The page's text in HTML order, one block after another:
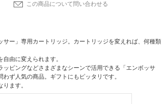
この商品について問い合わせる
ー」専用カートリッジ。カートリッジを変えれば、何種類
由に変えられます。
ピングなどさまざまなシーンで活用できる「エンボッサ
ず人気の商品。ギフトにもピッタリです。
ます。